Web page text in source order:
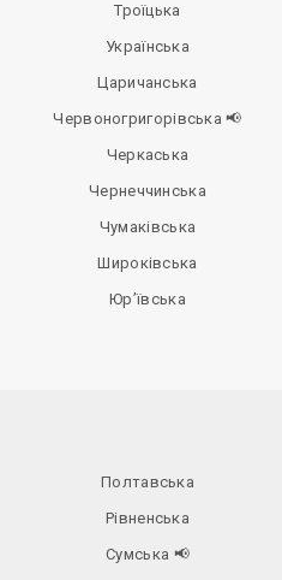
Троїцька
Українська
Царичанська
Червоногригорівська 📢
Черкаська
Чернеччинська
Чумаківська
Широківська
Юр’ївська
Полтавська
Рівненська
Сумська 📢